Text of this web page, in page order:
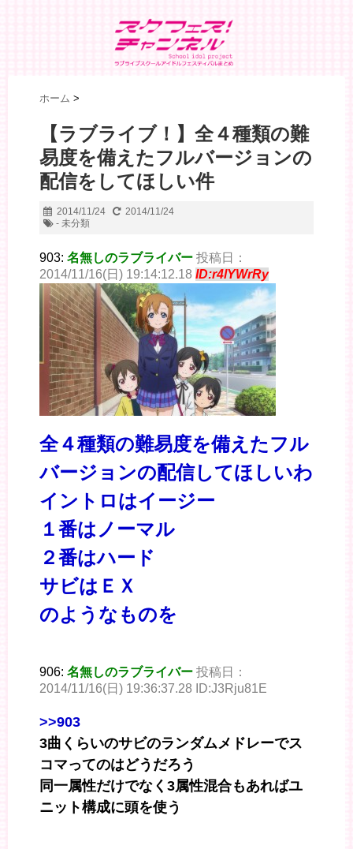
ホーム >
【ラブライブ！】全４種類の難
易度を備えたフルバージョンの
配信をしてほしい件
2014/11/24
2014/11/24
- 未分類
903: 名無しのラブライバー 投稿日：
2014/11/16(日) 19:14:12.18 ID:r4lYWrRy
全４種類の難易度を備えたフル
バージョンの配信してほしいわ
イントロはイージー
１番はノーマル
２番はハード
サビはＥＸ
のようなものを
906: 名無しのラブライバー 投稿日：
2014/11/16(日) 19:36:37.28 ID:J3Rju81E
>>903
3曲くらいのサビのランダムメドレーでス
コマってのはどうだろう
同一属性だけでなく3属性混合もあればユ
ニット構成に頭を使う